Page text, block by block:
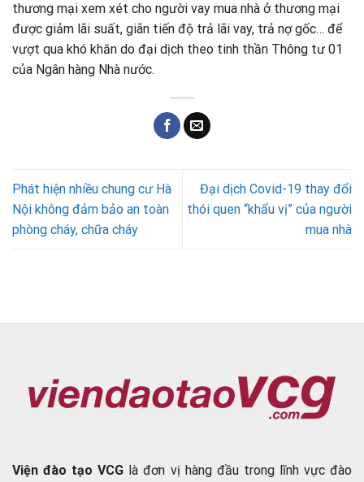
thương mại xem xét cho người vay mua nhà ở thương mại
được giảm lãi suất, giãn tiến độ trả lãi vay, trả nợ gốc… để
vượt qua khó khăn do đại dịch theo tinh thần Thông tư 01
của Ngân hàng Nhà nước.
Phát hiện nhiều chung cư Hà
Nội không đảm bảo an toàn
phòng cháy, chữa cháy
Đại dịch Covid-19 thay đổi
thói quen “khẩu vị” của người
mua nhà
Viện đào tạo VCG là đơn vị hàng đầu trong lĩnh vực đào